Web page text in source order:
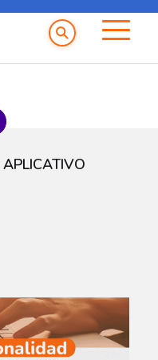
principal
APLICATIVO